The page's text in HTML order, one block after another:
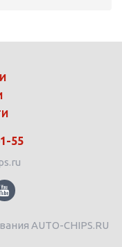
55
AUTO-CHIPS.RU